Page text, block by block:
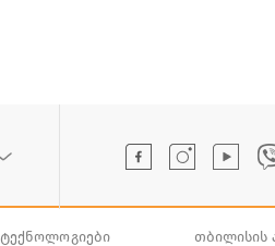
ტექნოლოგიები თბილისის